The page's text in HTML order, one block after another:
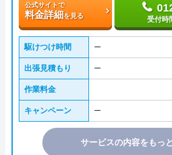
公式サイトで
料金詳細を見る 受付時
駆けつけ時間 ー
出張見積もり ー
作業料金
キャンペーン ー
サービスの内容をもっ